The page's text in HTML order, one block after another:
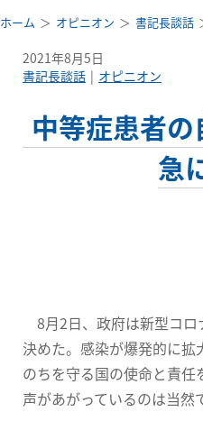
ホーム オピニオン 書記長談話
2021年8月5日
書記長談話
オピニオン
中等症患者
急
8月2日、政府は新型コロ
決めた。感染が爆発的に
のちを守る国の使命と責
声があがっているのは当然